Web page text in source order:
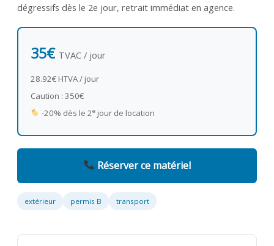
dégressifs dès le 2e jour, retrait immédiat en agence.
35€ TVAC / jour
28.92€ HTVA / jour
Caution : 350€
-20% dès le 2ejour de location
Réserver ce matériel
extérieur permis B transport